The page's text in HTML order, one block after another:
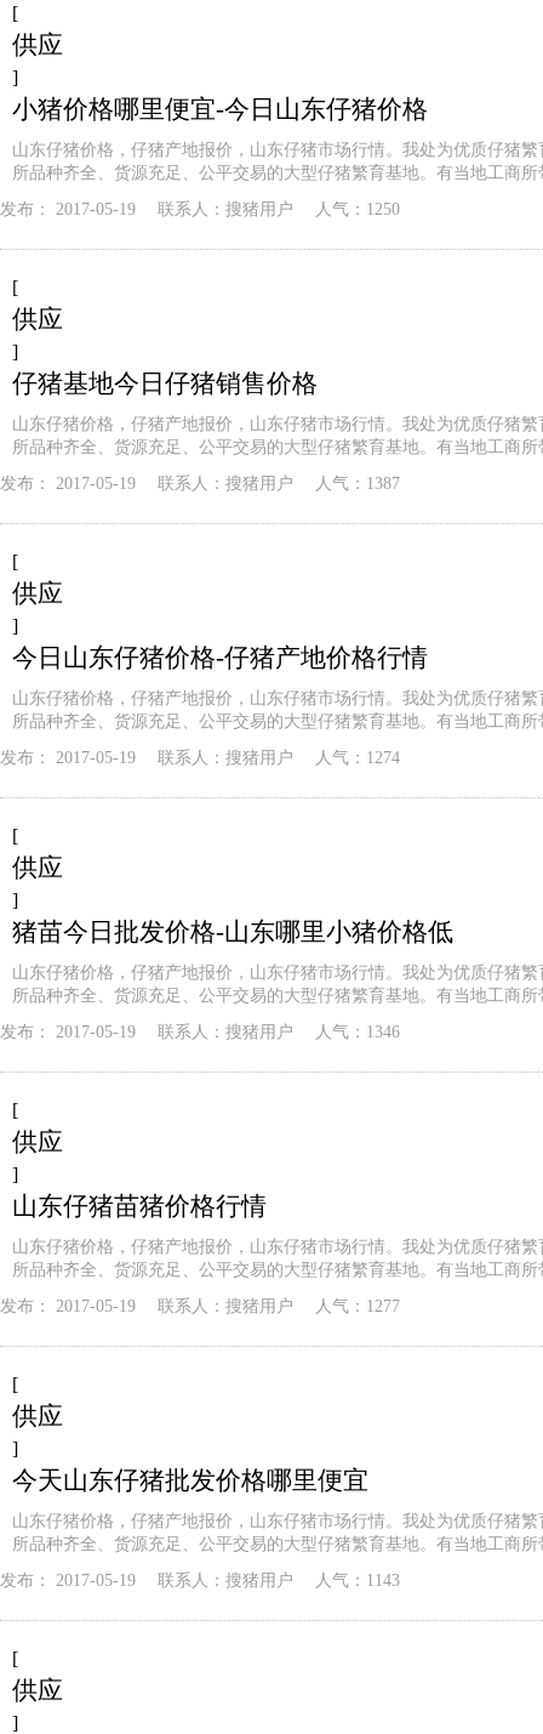
[
供应
]
小猪价格哪里便宜-今日山东仔猪价格
山东仔猪价格，仔猪产地报价，山东仔猪市场行情。我处为优质仔猪
所品种齐全、货源充足、公平交易的大型仔猪繁育基地。有当地工商
发布： 2017-05-19 联系人： 搜猪用户 人气：1250
[
供应
]
仔猪基地今日仔猪销售价格
山东仔猪价格，仔猪产地报价，山东仔猪市场行情。我处为优质仔猪
所品种齐全、货源充足、公平交易的大型仔猪繁育基地。有当地工商
发布： 2017-05-19 联系人： 搜猪用户 人气：1387
[
供应
]
今日山东仔猪价格-仔猪产地价格行情
山东仔猪价格，仔猪产地报价，山东仔猪市场行情。我处为优质仔猪
所品种齐全、货源充足、公平交易的大型仔猪繁育基地。有当地工商
发布： 2017-05-19 联系人： 搜猪用户 人气：1274
[
供应
]
猪苗今日批发价格-山东哪里小猪价格低
山东仔猪价格，仔猪产地报价，山东仔猪市场行情。我处为优质仔猪
所品种齐全、货源充足、公平交易的大型仔猪繁育基地。有当地工商
发布： 2017-05-19 联系人： 搜猪用户 人气：1346
[
供应
]
山东仔猪苗猪价格行情
山东仔猪价格，仔猪产地报价，山东仔猪市场行情。我处为优质仔猪
所品种齐全、货源充足、公平交易的大型仔猪繁育基地。有当地工商
发布： 2017-05-19 联系人： 搜猪用户 人气：1277
[
供应
]
今天山东仔猪批发价格哪里便宜
山东仔猪价格，仔猪产地报价，山东仔猪市场行情。我处为优质仔猪
所品种齐全、货源充足、公平交易的大型仔猪繁育基地。有当地工商
发布： 2017-05-19 联系人： 搜猪用户 人气：1143
[
供应
]